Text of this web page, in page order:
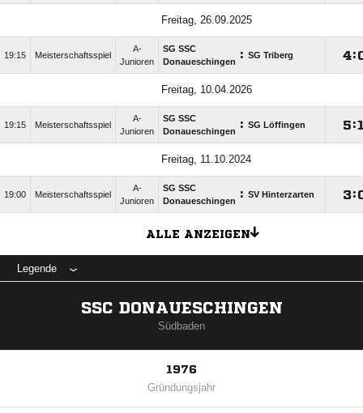
Freitag, 26.09.2025
19:15 Meisterschaftsspiel
A-
Junioren
SG SSC
Donaueschingen : SG Triberg :
Freitag, 10.04.2026
19:15 Meisterschaftsspiel
A-
Junioren
SG SSC
Donaueschingen : SG Löffingen :
Freitag, 11.10.2024
19:00 Meisterschaftsspiel
A-
Junioren
SG SSC
Donaueschingen : SV Hinterzarten :
ALLE ANZEIGEN
Legende
SSC DONAUESCHINGEN
Südbaden
1976
Gründungsjahr